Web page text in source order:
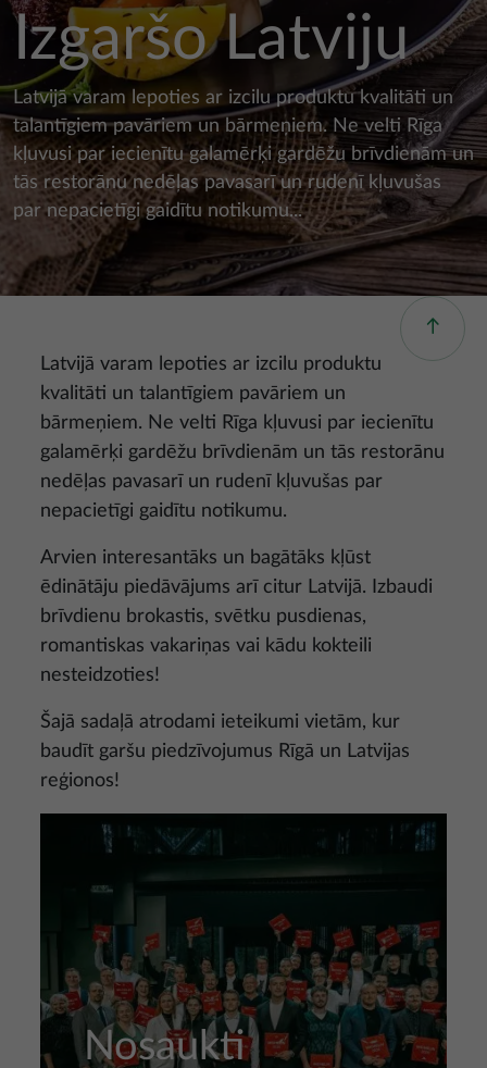
Izgaršo Latviju
Latvijā varam lepoties ar izcilu produktu kvalitāti un
talantīgiem pavāriem un bārmeņiem. Ne velti Rīga
kļuvusi par iecienītu galamērķi gardēžu brīvdienām un
tās restorānu nedēļas pavasarī un rudenī kļuvušas
par nepacietīgi gaidītu notikumu...
Latvijā varam lepoties ar izcilu produktu
kvalitāti un talantīgiem pavāriem un
bārmeņiem. Ne velti Rīga kļuvusi par iecienītu
galamērķi gardēžu brīvdienām un tās restorānu
nedēļas pavasarī un rudenī kļuvušas par
nepacietīgi gaidītu notikumu.
Arvien interesantāks un bagātāks kļūst
ēdinātāju piedāvājums arī citur Latvijā. Izbaudi
brīvdienu brokastis, svētku pusdienas,
romantiskas vakariņas vai kādu kokteili
nesteidzoties!
Šajā sadaļā atrodami ieteikumi vietām, kur
baudīt garšu piedzīvojumus Rīgā un Latvijas
reģionos!
Nosaukti